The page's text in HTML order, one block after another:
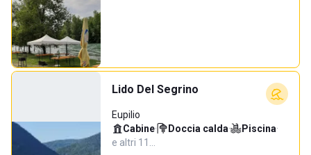
Lido Del Segrino
Eupilio
Cabine· Doccia calda· Piscina·
e altri 11…